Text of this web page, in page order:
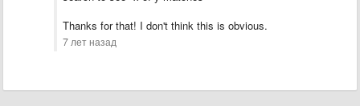
Thanks for that! I don't think this is obvious.
7 лет назад